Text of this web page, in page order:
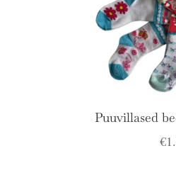
Puuvillased
€